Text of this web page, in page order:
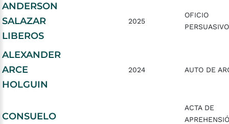
ANDERSON
SALAZAR
LIBEROS
2025
OFICIO
PERSUASIVO
ALEXANDER
ARCE
HOLGUIN
2024 AUTO DE
CONSUELO
ACTA DE